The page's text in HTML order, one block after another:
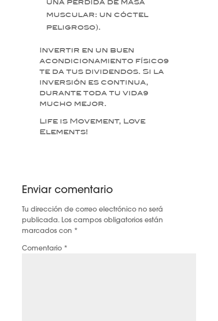
una pérdida de masa
muscular: un cóctel
peligroso).
Invertir en un buen
acondicionamiento físico…
te da tus dividendos. Si la
inversión es continua,
durante toda tu vida…
mucho mejor.
Life is Movement, Love
Elements!
Enviar comentario
Tu dirección de correo electrónico no será
publicada. Los campos obligatorios están
marcados con *
Comentario *